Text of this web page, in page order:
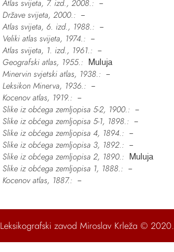
Atlas svijeta, 7. izd., 2008.: –
Države svijeta, 2000.: –
Atlas svijeta, 6. izd., 1988.: –
Veliki atlas svijeta, 1974.: –
Atlas svijeta, 1. izd., 1961.: –
Geografski atlas, 1955.: Muluja
Minervin svjetski atlas, 1938.: –
Leksikon Minerva, 1936.: –
Kocenov atlas, 1919.: –
Slike iz obćega zemljopisa 5-2, 1900.: –
Slike iz obćega zemljopisa 5-1, 1898.: –
Slike iz obćega zemljopisa 4, 1894.: –
Slike iz obćega zemljopisa 3, 1892.: –
Slike iz obćega zemljopisa 2, 1890.: Muluja
Slike iz obćega zemljopisa 1, 1888.: –
Kocenov atlas, 1887.: –
Leksikografski zavod Miroslav Krleža © 2020.